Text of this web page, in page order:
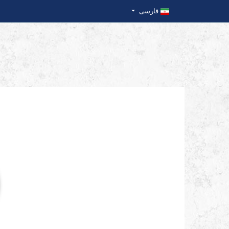
فارسی